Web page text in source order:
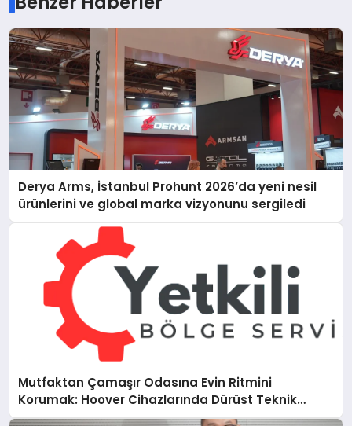
Derya Arms, İstanbul Prohunt 2026’da yeni nesil
ürünlerini ve global marka vizyonunu sergiledi
Mutfaktan Çamaşır Odasına Evin Ritmini
Korumak: Hoover Cihazlarında Dürüst Teknik
Destek Deneyimi